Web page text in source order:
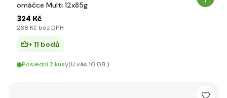
omáčce Multi 12x85g
324 Kč
268 Kč bez DPH
+ 11 bodů
Poslední 2 kusy(U vás 10.08.)